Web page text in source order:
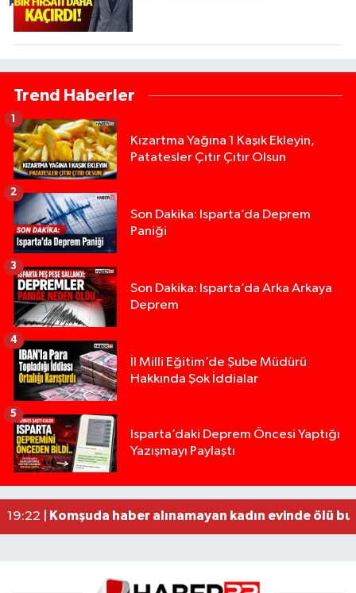
Trend Haberler
Kızartma Yağına 1 Kaşık Ekleyin,
Patatesler Çıtır Çıtır Olsun
1
Son Dakika: Isparta’da Deprem
Paniği
2
Son Dakika: Isparta’da Arka Arkaya
Deprem
3
İl Milli Eğitim’de Şube Müdürü
Hakkında Şok İddialar
4
Isparta’daki Deprem Öncesi Yaptığı
Yazışmayı Paylaştı
5
13:00 |Yığılca'da kardeşler arasındaki silahlı kavgada
12:48 |Tur teknesi çalışanlarının birbirine girdiği kavga
02:26 |MOTOSİKLETLE ÇARPIŞAN OTOMOBİL GÜL
19:22 |
Komşuda haber alınamayan kadın evinde ölü